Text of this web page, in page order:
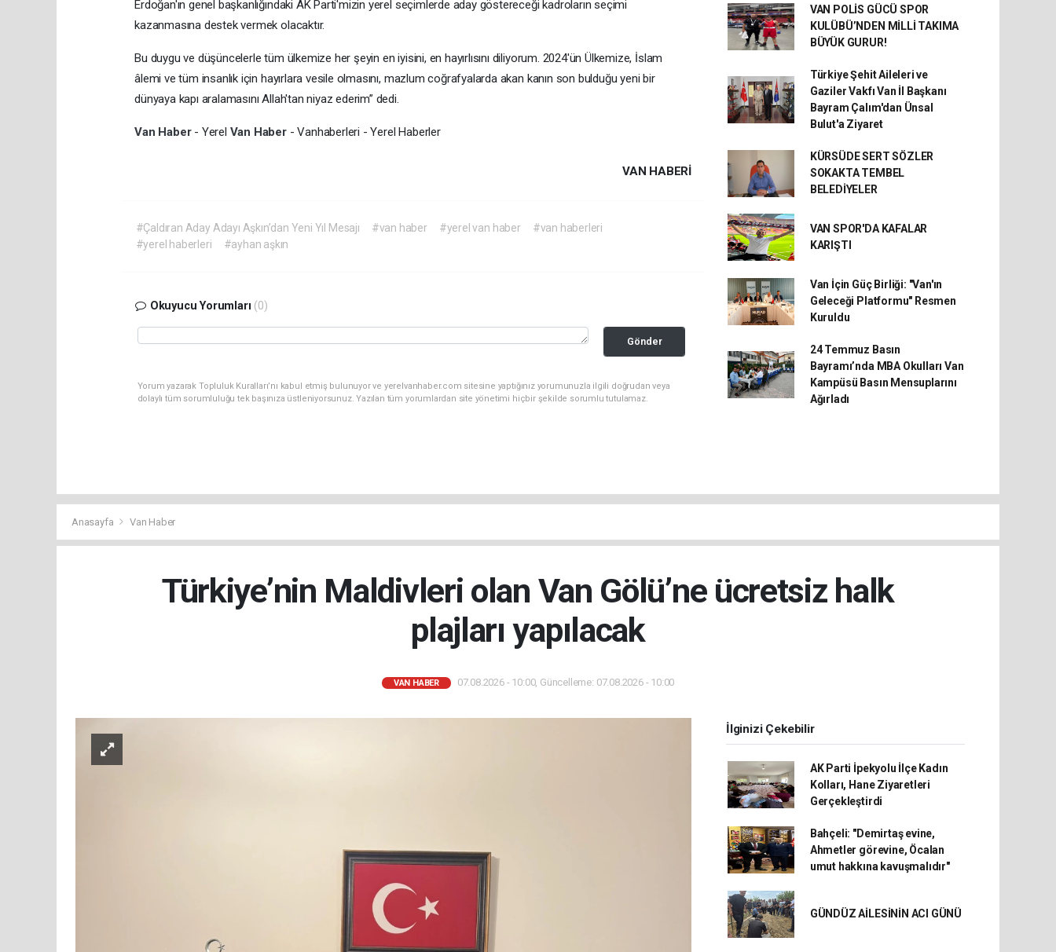
Erdoğan'ın genel başkanlığındaki AK Parti'mizin yerel seçimlerde aday göstereceği kadroların seçimi
kazanmasına destek vermek olacaktır.
Bu duygu ve düşüncelerle tüm ülkemize her şeyin en iyisini, en hayırlısını diliyorum. 2024'ün Ülkemize, İslam
âlemi ve tüm insanlık için hayırlara vesile olmasını, mazlum coğrafyalarda akan kanın son bulduğu yeni bir
dünyaya kapı aralamasını Allah'tan niyaz ederim” dedi.
Van Haber - Yerel Van Haber - Vanhaberleri - Yerel Haberler
VAN HABERİ
#Çaldıran Aday Adayı Aşkın’dan Yeni Yıl Mesajı #van haber #yerel van haber
#van haberleri
#yerel haberleri
#ayhan aşkın
Okuyucu Yorumları (0)
Gönder
Yorum yazarak Topluluk Kuralları’nı kabul etmiş bulunuyor ve yerelvanhaber.com sitesine yaptığınız yorumunuzla ilgili doğrudan veya
dolaylı tüm sorumluluğu tek başınıza üstleniyorsunuz. Yazılan tüm yorumlardan site yönetimi hiçbir şekilde sorumlu tutulamaz.
VAN POLİS GÜCÜ SPOR
KULÜBÜ’NDEN MİLLİ TAKIMA
BÜYÜK GURUR!
Türkiye Şehit Aileleri ve
Gaziler Vakfı Van İl Başkanı
Bayram Çalım'dan Ünsal
Bulut'a Ziyaret
KÜRSÜDE SERT SÖZLER
SOKAKTA TEMBEL
BELEDİYELER
VAN SPOR'DA KAFALAR
KARIŞTI
Van İçin Güç Birliği: "Van'ın
Geleceği Platformu" Resmen
Kuruldu
24 Temmuz Basın
Bayramı’nda MBA Okulları Van
Kampüsü Basın Mensuplarını
Ağırladı
Anasayfa Van Haber
Türkiye’nin Maldivleri olan Van Gölü’ne ücretsiz halk
plajları yapılacak
VAN HABER 07.08.2026 - 10:00, Güncelleme: 07.08.2026 - 10:00
İlginizi Çekebilir
AK Parti İpekyolu İlçe Kadın
Kolları, Hane Ziyaretleri
Gerçekleştirdi
Bahçeli: "Demirtaş evine,
Ahmetler görevine, Öcalan
umut hakkına kavuşmalıdır"
GÜNDÜZ AİLESİNİN ACI GÜNÜ